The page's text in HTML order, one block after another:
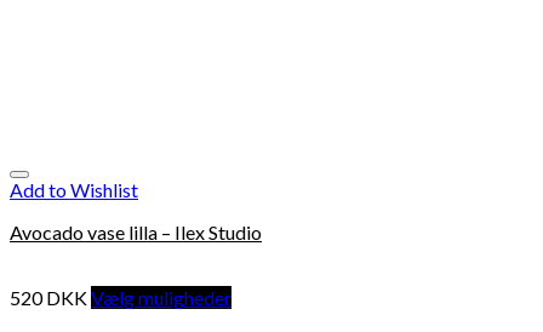
Add to Wishlist
Avocado vase lilla – Ilex Studio
520DKKVælg muligheder